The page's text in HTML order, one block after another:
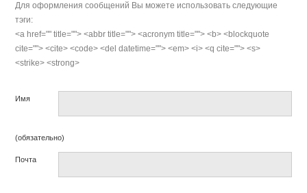
Для оформления сообщений Вы можете использовать следующие
тэги:
<a href="" title=""> <abbr title=""> <acronym title=""> <b> <blockquote
cite=""> <cite> <code> <del datetime=""> <em> <i> <q cite=""> <s>
<strike> <strong>
Имя
(обязательно)
Почта